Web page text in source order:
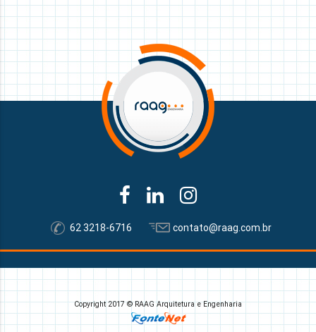
62 3218-6716 contato@raag.com.br
Copyright 2017 © RAAG Arquitetura e Engenharia